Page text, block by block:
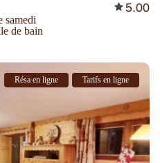
5.00
samedi
de bain
Résa en ligne Tarifs en ligne